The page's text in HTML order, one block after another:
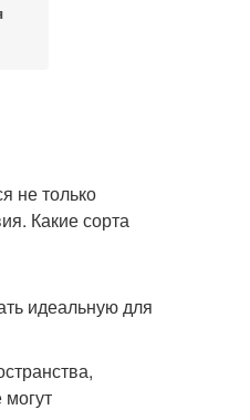
не только
Какие сорта
идеальную для